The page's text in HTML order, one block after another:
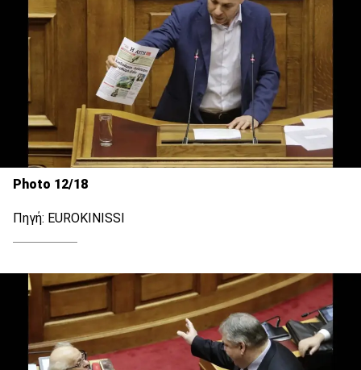
Photo 12/18
Πηγή: EUROKINISSI